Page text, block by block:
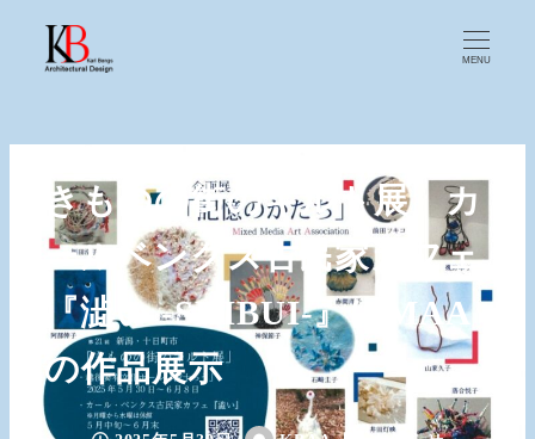
MENU
きものの街のキルト展 カ
ールベンクス古民家カフェ
『澁い -SHIBUI-』にMAA
の作品展示